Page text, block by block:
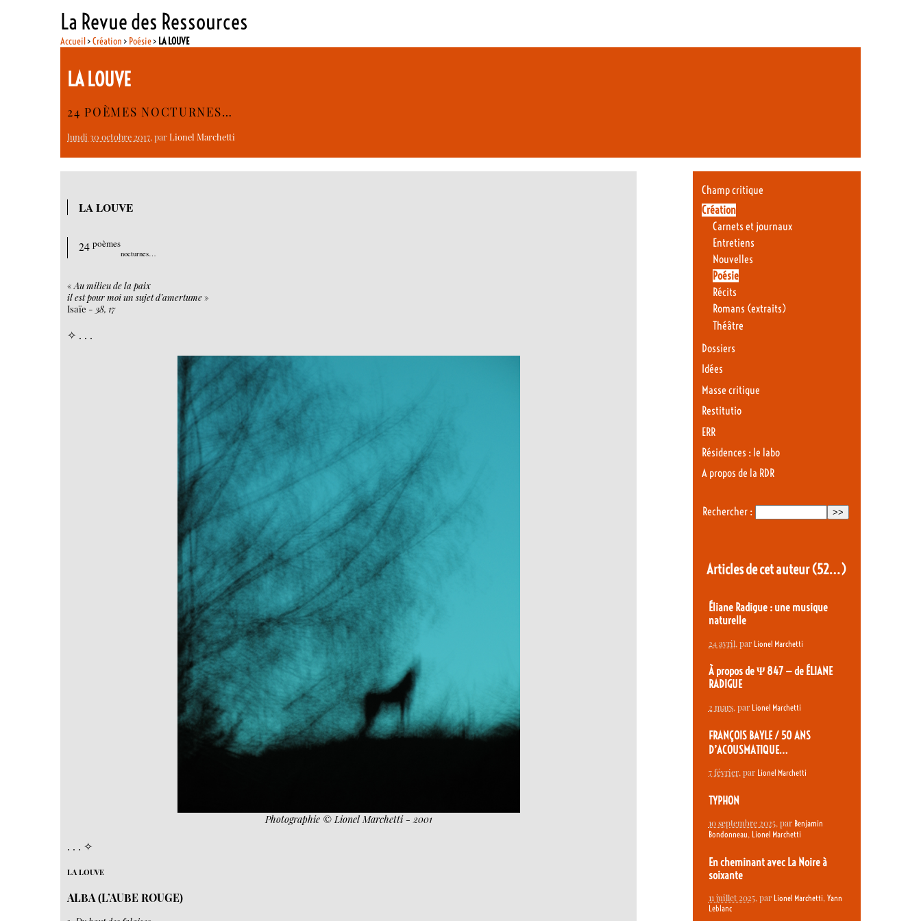
La Revue des Ressources
Accueil>Création > Poésie> LA LOUVE
LA LOUVE
24 POÈMES NOCTURNES…
lundi 30 octobre 2017, parLionel Marchetti
LA LOUVE
24 poèmes
nocturnes…
«Au milieu de la paix
il est pour moi un sujet d’amertume»
Isaïe - 38, 17
✧ . . .
Photographie © Lionel Marchetti - 2001
. . . ✧
LA LOUVE
ALBA (L’AUBE ROUGE)
Champ critique
Création
Carnets et journaux
Entretiens
Nouvelles
Poésie
Récits
Romans (extraits)
Théâtre
Dossiers
Idées
Masse critique
Restitutio
ERR
Résidences : le labo
A propos de la RDR
Rechercher :
Articles de cet auteur(52…)
Éliane Radigue : une musique
naturelle
24 avril, par Lionel Marchetti
À propos de Ψ 847 — de ÉLIANE
RADIGUE
2 mars, par Lionel Marchetti
FRANÇOIS BAYLE / 50 ANS
D’ACOUSMATIQUE…
7 février, par Lionel Marchetti
TYPHON
10 septembre 2025, par Benjamin
Bondonneau, Lionel Marchetti
En cheminant avec La Noire à
soixante
11 juillet 2025, par Lionel Marchetti, Yann
Leblanc